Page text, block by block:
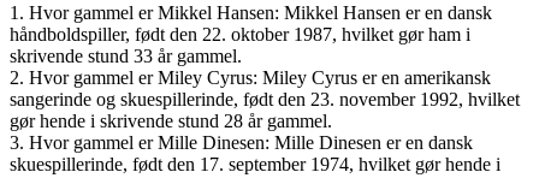
1. Hvor gammel er Mikkel Hansen: Mikkel Hansen er en dansk
håndboldspiller, født den 22. oktober 1987, hvilket gør ham i
skrivende stund 33 år gammel.
2. Hvor gammel er Miley Cyrus: Miley Cyrus er en amerikansk
sangerinde og skuespillerinde, født den 23. november 1992, hvilket
gør hende i skrivende stund 28 år gammel.
3. Hvor gammel er Mille Dinesen: Mille Dinesen er en dansk
skuespillerinde, født den 17. september 1974, hvilket gør hende i